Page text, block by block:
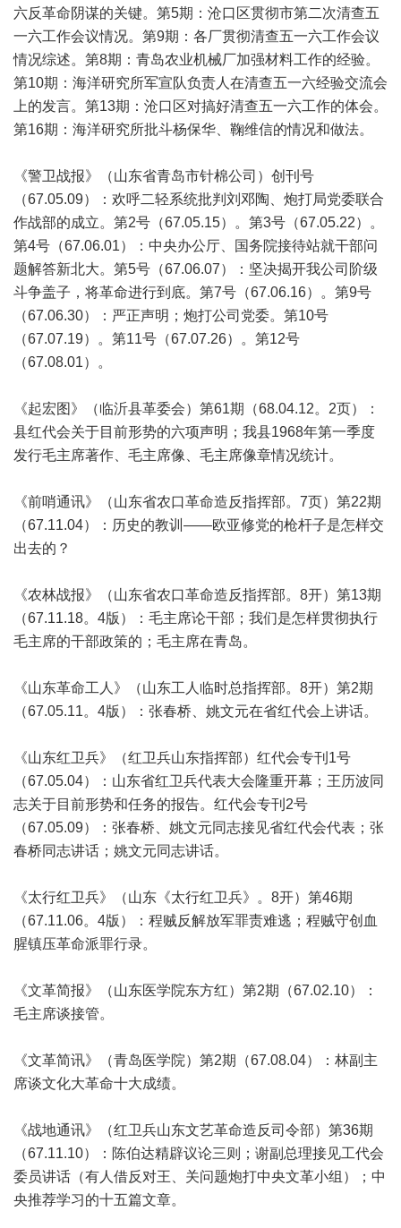
六反革命阴谋的关键。第5期：沧口区贯彻市第二次清查五
一六工作会议情况。第9期：各厂贯彻清查五一六工作会议
情况综述。第8期：青岛农业机械厂加强材料工作的经验。
第10期：海洋研究所军宣队负责人在清查五一六经验交流会
上的发言。第13期：沧口区对搞好清查五一六工作的体会。
第16期：海洋研究所批斗杨保华、鞠维信的情况和做法。
《警卫战报》（山东省青岛市针棉公司）创刊号
（67.05.09）：欢呼二轻系统批判刘邓陶、炮打局党委联合
作战部的成立。第2号（67.05.15）。第3号（67.05.22）。
第4号（67.06.01）：中央办公厅、国务院接待站就干部问
题解答新北大。第5号（67.06.07）：坚决揭开我公司阶级
斗争盖子，将革命进行到底。第7号（67.06.16）。第9号
（67.06.30）：严正声明；炮打公司党委。第10号
（67.07.19）。第11号（67.07.26）。第12号
（67.08.01）。
《起宏图》（临沂县革委会）第61期（68.04.12。2页）：
县红代会关于目前形势的六项声明；我县1968年第一季度
发行毛主席著作、毛主席像、毛主席像章情况统计。
《前哨通讯》（山东省农口革命造反指挥部。7页）第22期
（67.11.04）：历史的教训——欧亚修党的枪杆子是怎样交
出去的？
《农林战报》（山东省农口革命造反指挥部。8开）第13期
（67.11.18。4版）：毛主席论干部；我们是怎样贯彻执行
毛主席的干部政策的；毛主席在青岛。
《山东革命工人》（山东工人临时总指挥部。8开）第2期
（67.05.11。4版）：张春桥、姚文元在省红代会上讲话。
《山东红卫兵》（红卫兵山东指挥部）红代会专刊1号
（67.05.04）：山东省红卫兵代表大会隆重开幕；王历波同
志关于目前形势和任务的报告。红代会专刊2号
（67.05.09）：张春桥、姚文元同志接见省红代会代表；张
春桥同志讲话；姚文元同志讲话。
《太行红卫兵》（山东《太行红卫兵》。8开）第46期
（67.11.06。4版）：程贼反解放军罪责难逃；程贼守创血
腥镇压革命派罪行录。
《文革简报》（山东医学院东方红）第2期（67.02.10）：
毛主席谈接管。
《文革简讯》（青岛医学院）第2期（67.08.04）：林副主
席谈文化大革命十大成绩。
《战地通讯》（红卫兵山东文艺革命造反司令部）第36期
（67.11.10）：陈伯达精辟议论三则；谢副总理接见工代会
委员讲话（有人借反对王、关问题炮打中央文革小组）；中
央推荐学习的十五篇文章。